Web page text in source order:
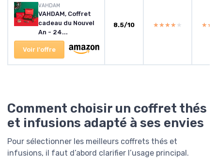
VAHDAM
VAHDAM, Coffret
cadeau du Nouvel
An - 24...
Voir l'offre
8.5/10 ★★★★★
★★★★★
Comment choisir un coffret thés
et infusions adapté à ses envies
Pour sélectionner les meilleurs coffrets thés et
infusions, il faut d’abord clarifier l’usage principal.